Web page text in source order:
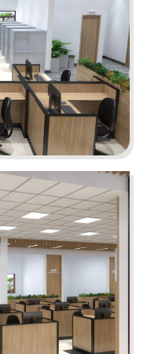
với gam màu
đến sự sang
hiệu, thiết kế